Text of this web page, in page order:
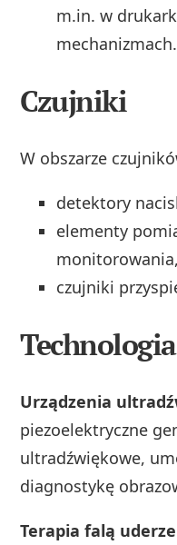
m.in. w
mechanizmach.
Czujniki
W obszarze
detektory
elementy
monitorowania,
czujniki
Urządzenia
piezoelektryczne
ultradźwiękowe,
diagnostykę
Terapia falą